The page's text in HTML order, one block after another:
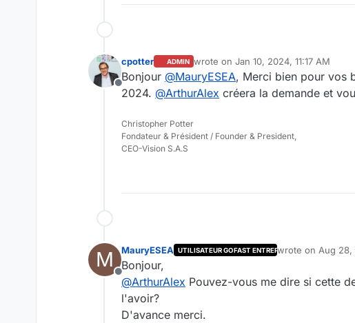
Offline
cpotter ADMIN wrote on Jan 10, 2024, 11:17 AM
last edited by
Bonjour @MauryESEA, Merci bien pour vos
2024. @ArthurAlex créera la demande et
Christopher Potter
Fondateur & Président / Founder & President,
CEO-Vision S.A.S
M
Offline
MauryESEA UTILISATEUR GOFAST ENTREPRISEwrote on Aug 28,
last edited by
Bonjour,
@ArthurAlex Pouvez-vous me dire si cette
l'avoir?
D'avance merci.